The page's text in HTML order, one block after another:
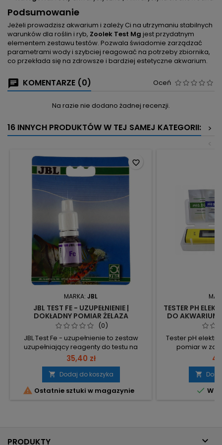
Podsumowanie
Jeżeli prowadzisz akwarium i zależy Ci na utrzymaniu stabilnych
warunków dla roślin i ryb, Zoolek Test Mg jest przydatnym
elementem zestawu testów. Pozwala świadomie zarządzać
parametrami wody i szybciej reagować na potrzeby zbiornika,
co przekłada się na zdrowsze i bardziej estetyczne akwarium.
KOMENTARZE (0) Oceń
Na razie nie dodano żadnej recenzji.
16 INNYCH PRODUKTÓW W TEJ SAMEJ KATEGORII:
>
<
MARKA: JBL
JBL TEST FE - UZUPEŁNIENIE |
DOKŁADNY POMIAR ŻELAZA
(0)
JBL Test Fe - uzupełnienie to zestaw
uzupełniający reagenty do testu na
żelazo firmy JBL. Pozwala wymienić
zużywające się odczynniki bez
konieczności kupowania całego testu.
Reagenty i odczynniki – dostarczone
materiały eksploatacyjne do testu Fe.
35,40 zł
 Dodaj do koszyka
 Ostatnie sztuki w magazynie
favorite_border
TESTER PH
DO AKWARIUM
Tester pH
pomiar w
dokładnością 0.1
pełna skala
– precyzyjne
kontroli. ATC

 W
PRODUKTY 